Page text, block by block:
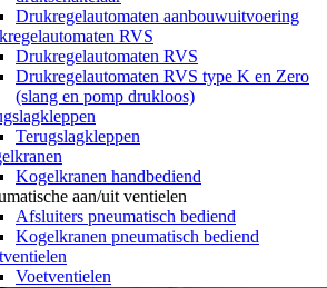
Drukregelautomaten aanbouwuitvoering
RVS
Drukregelautomaten RVS
Drukregelautomaten RVS type K en Zero
(slang en pomp drukloos)
Terugslagkleppen
Kogelkranen handbediend
aan/uit ventielen
Afsluiters pneumatisch bediend
Kogelkranen pneumatisch bediend
Voetventielen